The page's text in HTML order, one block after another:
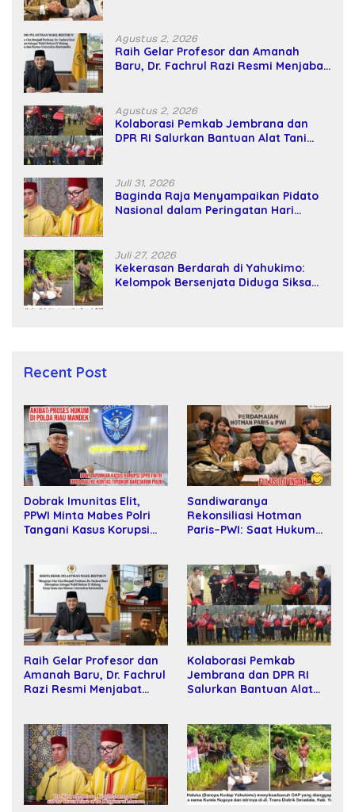
Agustus 2, 2026
Raih Gelar Profesor dan Amanah
Baru, Dr. Fachrul Razi Resmi Menjabat
Agustus 2, 2026
Kolaborasi Pemkab Jembrana dan
DPR RI Salurkan Bantuan Alat Tani
Juli 31, 2026
Baginda Raja Menyampaikan Pidato
Nasional dalam Peringatan Hari
Juli 27, 2026
Kekerasan Berdarah di Yahukimo:
Kelompok Bersenjata Diduga Siksa
Recent Post
Dobrak Imunitas Elit,
PPWI Minta Mabes Polri
Tangani Kasus Korupsi
Sandiwaranya
Rekonsiliasi Hotman
Paris–PWI: Saat Hukum
Raih Gelar Profesor dan
Amanah Baru, Dr. Fachrul
Razi Resmi Menjabat
Kolaborasi Pemkab
Jembrana dan DPR RI
Salurkan Bantuan Alat